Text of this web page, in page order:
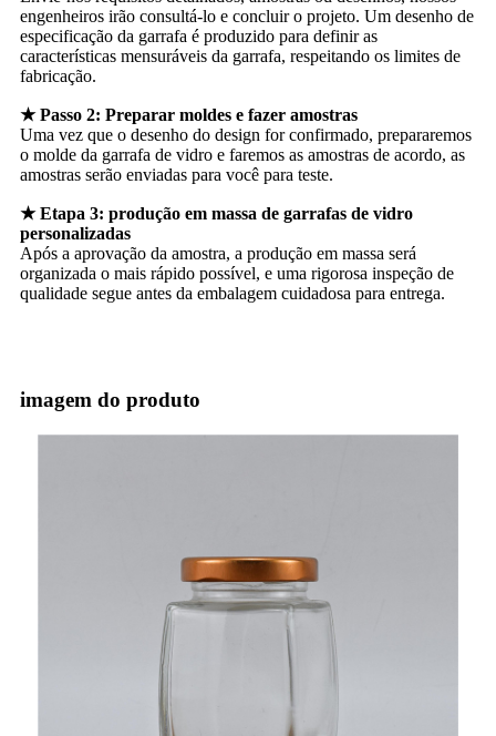
engenheiros irão consultá-lo e concluir o projeto. Um desenho de
especificação da garrafa é produzido para definir as
características mensuráveis ​​da garrafa, respeitando os limites de
fabricação.
★ Passo 2: Preparar moldes e fazer amostras
Uma vez que o desenho do design for confirmado, prepararemos
o molde da garrafa de vidro e faremos as amostras de acordo, as
amostras serão enviadas para você para teste.
★ Etapa 3: produção em massa de garrafas de vidro
personalizadas
Após a aprovação da amostra, a produção em massa será
organizada o mais rápido possível, e uma rigorosa inspeção de
qualidade segue antes da embalagem cuidadosa para entrega.
imagem do produto